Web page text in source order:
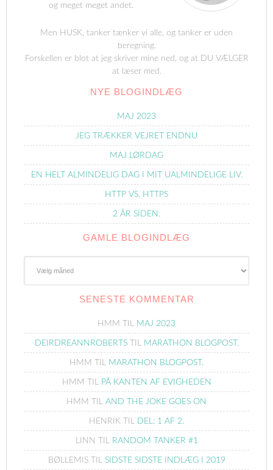
og meget meget andet.
Men HUSK, tanker tænker vi alle, og tanker er uden
beregning.
Forskellen er blot at jeg skriver mine ned, og at DU VÆLGER
at læser med.
NYE BLOGINDLÆG
MAJ 2023
JEG TRÆKKER VEJRET ENDNU
MAJ LØRDAG
EN HELT ALMINDELIG DAG I MIT UALMINDELIGE LIV.
HTTP VS. HTTPS
2 ÅR SIDEN.
GAMLE BLOGINDLÆG
SENESTE KOMMENTAR
HMM TIL MAJ 2023
DEIRDREANNROBERTSTIL MARATHON BLOGPOST.
HMM TIL MARATHON BLOGPOST.
HMM TIL PÅ KANTEN AF EVIGHEDEN
HMM TIL AND THE JOKE GOES ON
HENRIK TIL DEL: 1 AF 2.
LINN TIL RANDOM TANKER #1
BØLLEMISTIL SIDSTE SIDSTE INDLÆG I 2019